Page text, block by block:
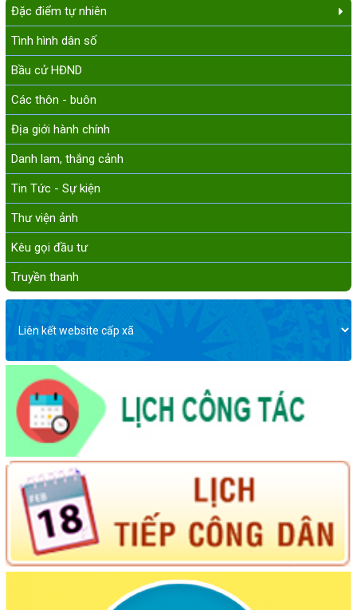
Đặc điểm tự nhiên
Tình hình dân số
Bầu cử HĐND
Các thôn - buôn
Địa giới hành chính
Danh lam, thắng cảnh
Tin Tức - Sự kiện
Thư viện ảnh
Kêu gọi đầu tư
Truyền thanh